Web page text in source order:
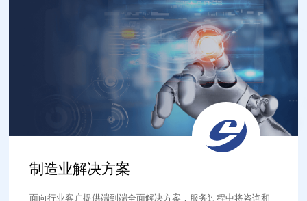
制造业解决方案
面向行业客户提供端到端全面解决方案，服务过程中将咨询和